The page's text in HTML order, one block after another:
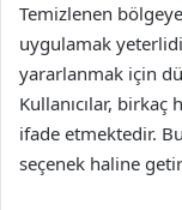
Temizlenen
uygulamak
yararlanmak için
Kullanıcılar, birkaç
ifade etmektedir.
seçenek haline